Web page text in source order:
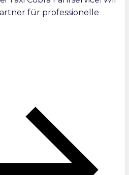
für professionelle